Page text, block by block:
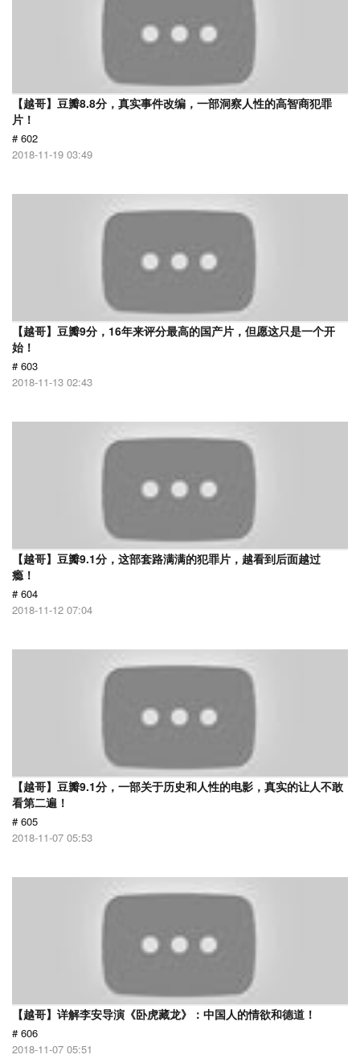
【越哥】豆瓣8.8分，真实事件改编，一部洞察人性的高智商犯罪
片！
# 602
2018-11-19 03:49
【越哥】豆瓣9分，16年来评分最高的国产片，但愿这只是一个开
始！
# 603
2018-11-13 02:43
【越哥】豆瓣9.1分，这部套路满满的犯罪片，越看到后面越过
瘾！
# 604
2018-11-12 07:04
【越哥】豆瓣9.1分，一部关于历史和人性的电影，真实的让人不敢
看第二遍！
# 605
2018-11-07 05:53
【越哥】详解李安导演《卧虎藏龙》：中国人的情欲和德道！
# 606
2018-11-07 05:51